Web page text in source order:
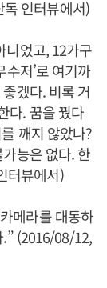
인터뷰에서)
니었고, 12가구
저’로 여기까
겠다. 비록 거
다. 꿈을 꿨다
깨지 않았나?
능은 없다. 한
터뷰에서)
메라를 대동하
.” (2016/08/12,